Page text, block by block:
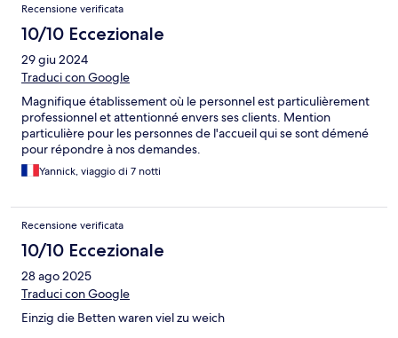
Recensione verificata
10/10 Eccezionale
29 giu 2024
Traduci con Google
Magnifique établissement où le personnel est particulièrement
professionnel et attentionné envers ses clients. Mention
particulière pour les personnes de l'accueil qui se sont démené
pour répondre à nos demandes.
Yannick, viaggio di 7 notti
Recensione verificata
10/10 Eccezionale
28 ago 2025
Traduci con Google
Einzig die Betten waren viel zu weich